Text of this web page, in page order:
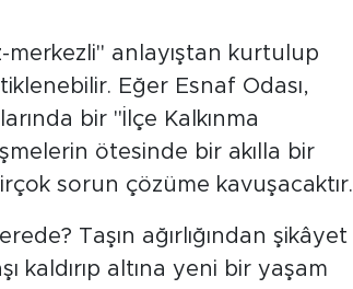
merkezli" anlayıştan kurtulup
Eğer Esnaf Odası,
bir "İlçe Kalkınma
ötesinde bir akılla bir
sorun çözüme kavuşacaktır.
Taşın ağırlığından şikâyet
kaldırıp altına yeni bir yaşam